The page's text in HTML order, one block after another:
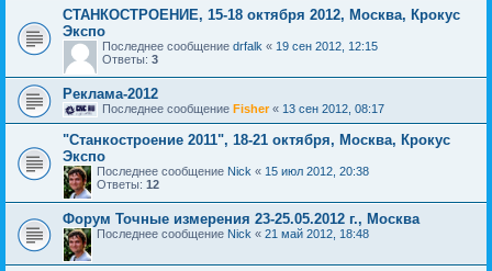
СТАНКОСТРОЕНИЕ, 15-18 октября 2012, Москва, Крокус
Экспо
Последнее сообщение drfalk « 19 сен 2012, 12:15
Ответы: 3
Реклама-2012
Последнее сообщение Fisher« 13 сен 2012, 08:17
"Станкостроение 2011", 18-21 октября, Москва, Крокус
Экспо
Последнее сообщение Nick « 15 июл 2012, 20:38
Ответы: 12
Форум Точные измерения 23-25.05.2012 г., Москва
Последнее сообщение Nick « 21 май 2012, 18:48